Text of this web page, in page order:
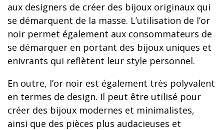
aux designers de créer des bijoux originaux qui
se démarquent de la masse. L’utilisation de l’or
noir permet également aux consommateurs de
se démarquer en portant des bijoux uniques et
enivrants qui reflètent leur style personnel.
En outre, l’or noir est également très polyvalent
en termes de design. Il peut être utilisé pour
créer des bijoux modernes et minimalistes,
ainsi que des pièces plus audacieuses et